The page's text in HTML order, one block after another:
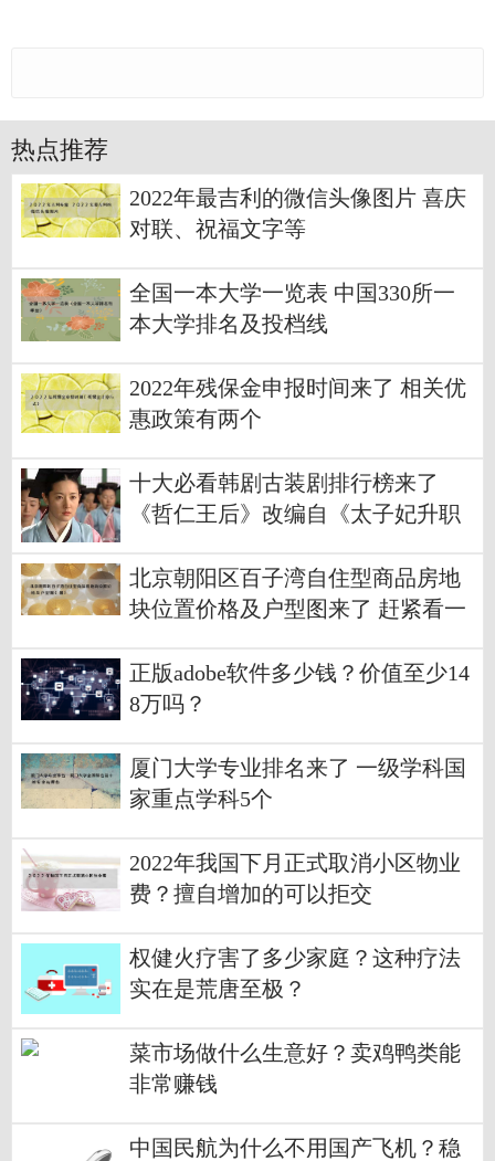
热点推荐
2022年最吉利的微信头像图片 喜庆
对联、祝福文字等
全国一本大学一览表 中国330所一
本大学排名及投档线
2022年残保金申报时间来了 相关优
惠政策有两个
十大必看韩剧古装剧排行榜来了
《哲仁王后》改编自《太子妃升职
北京朝阳区百子湾自住型商品房地
块位置价格及户型图来了 赶紧看一
正版adobe软件多少钱？价值至少14
8万吗？
厦门大学专业排名来了 一级学科国
家重点学科5个
2022年我国下月正式取消小区物业
费？擅自增加的可以拒交
权健火疗害了多少家庭？这种疗法
实在是荒唐至极？
菜市场做什么生意好？卖鸡鸭类能
非常赚钱
中国民航为什么不用国产飞机？稳